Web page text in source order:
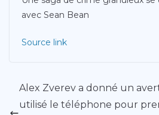
avec Sean Bean
Source link
Alex Zverev a donné un
utilisé le téléphone pour